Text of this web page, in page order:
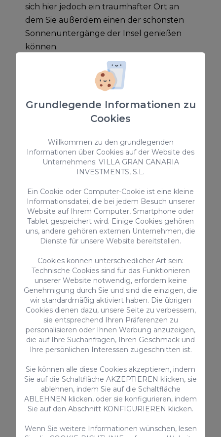
sich hier jedoch ein traumhafter Ort an
dem Sie außerdem einen der schönsten
Sonnenuntergänge der Insel genießen
können.
Genießen Sie ein erfrischendes Bad in dem
natürlichen Pools oder schnorcheln Sie
entlang des spektakulären Meeresboden
der Gemeinde von Mogán. Außerdem
Kajakfahrt entlang der Klippen des
Strandes von Tauro erleben.
Bufadero de Tauro
Die Anfahrt zum Bufadero de Tauro ist
welchem Ort der Insel Sie sich aufhalten
auch relativ schnell.
Vom Flughafen gelangen Sie direkt über
die die GC-1 in Richtung Süden zum
Bufadero de Tauro. Nehmen Sie dazu die
Ausfahrt Nummer 62. Von dort gelangen
Strand von Tauro.
Von Las Palmas de Gran Canaria gelangen
Sie ebenfalls direkt über die GC-1 in
Richtung Süden und die selbe Ausfahrt
Nr. 62 und die daran anschließende GC-
Grundlegende Informationen zu
Cookies
Willkommen zu den grundlegenden
Informationen über Cookies auf der Website des
Unternehmens: VILLA GRAN CANARIA
INVESTMENTS, S.L.
Ein Cookie oder Computer-Cookie ist eine kleine
Informationsdatei, die bei jedem Besuch unserer
Website auf Ihrem Computer, Smartphone oder
Tablet gespeichert wird. Einige Cookies gehören
uns, andere gehören externen Unternehmen, die
Dienste für unsere Website bereitstellen.
Cookies können unterschiedlicher Art sein:
Technische Cookies sind für das Funktionieren
unserer Website notwendig, erfordern keine
Genehmigung durch Sie und sind die einzigen, die
wir standardmäßig aktiviert haben. Die übrigen
Cookies dienen dazu, unsere Seite zu verbessern,
sie entsprechend Ihren Präferenzen zu
personalisieren oder Ihnen Werbung anzuzeigen,
die auf Ihre Suchanfragen, Ihren Geschmack und
Ihre persönlichen Interessen zugeschnitten ist.
Sie können alle diese Cookies akzeptieren, indem
Sie auf die Schaltfläche AKZEPTIEREN klicken, sie
ablehnen, indem Sie auf die Schaltfläche
ABLEHNEN klicken, oder sie konfigurieren, indem
Sie auf den Abschnitt KONFIGURIEREN klicken.
Wenn Sie weitere Informationen wünschen, lesen